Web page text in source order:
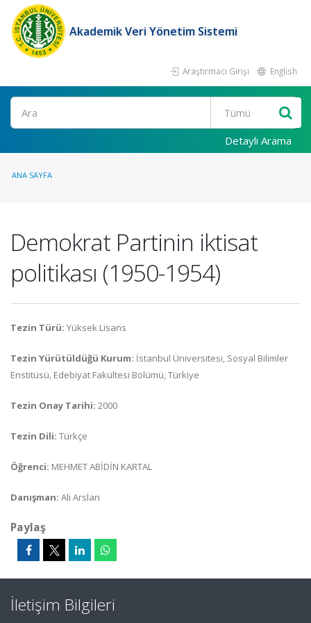
Akademik Veri Yönetim Sistemi
Araştırmacı Girişi English
Ara
Detaylı Arama
ANA SAYFA
Demokrat Partinin iktisat
politikası (1950-1954)
Tezin Türü: Yüksek Lisans
Tezin Yürütüldüğü Kurum: İstanbul Üniversitesi, Sosyal Bilimler
Enstitüsü, Edebiyat Fakültesi Bölümü, Türkiye
Tezin Onay Tarihi: 2000
Tezin Dili: Türkçe
Öğrenci: MEHMET ABİDİN KARTAL
Danışman: Ali Arslan
Paylaş
İletişim Bilgileri